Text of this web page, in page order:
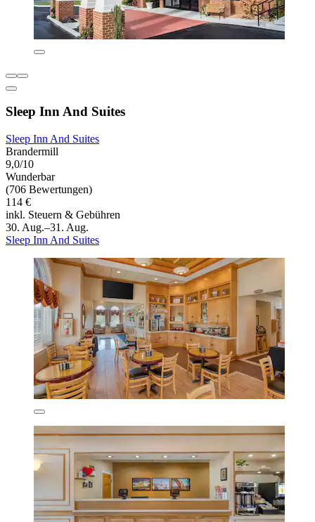
Sleep Inn And Suites
Sleep Inn And Suites
Brandermill
9,0/10
Wunderbar
(706 Bewertungen)
114 €
inkl. Steuern & Gebühren
30. Aug.–31. Aug.
Sleep Inn And Suites